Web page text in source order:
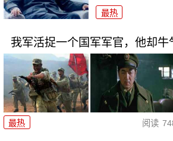
最热
我军活捉一个国军军官，他却牛
最热 阅读